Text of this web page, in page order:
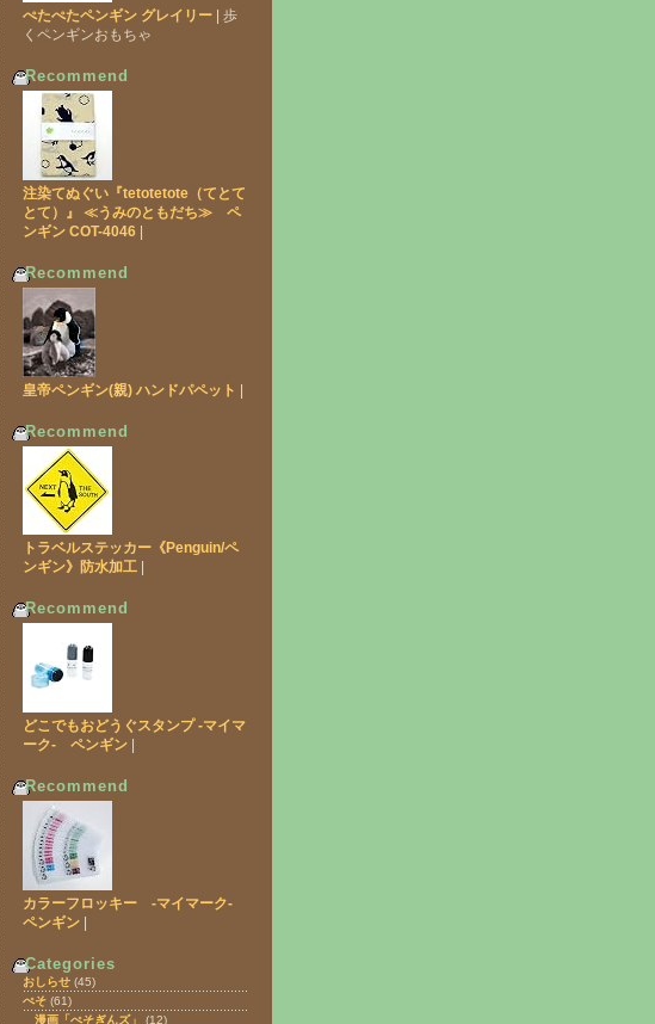
ぺたぺたペンギン グレイリー | 歩
くペンギンおもちゃ
Recommend
注染てぬぐい『tetotetote（てとて
とて）』 ≪うみのともだち≫ ペ
ンギン COT-4046
Recommend
皇帝ペンギン(親) ハンドパペット
Recommend
トラベルステッカー《Penguin/ペ
ンギン》防水加工
Recommend
どこでもおどうぐスタンプ -マイマ
ーク- ペンギン
Recommend
カラーフロッキー -マイマーク-
ペンギン
Categories
おしらせ (45)
ぺそ (61)
漫画「ぺそぎんズ」
(12)